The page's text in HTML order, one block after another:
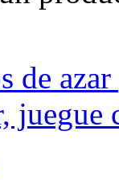
de
juegue